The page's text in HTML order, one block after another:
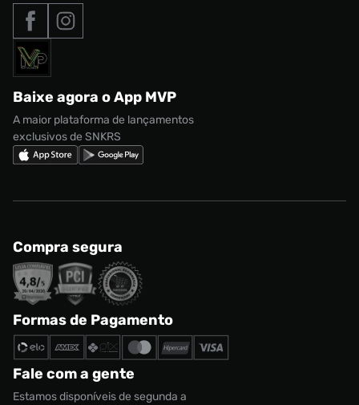
Roupas
Acessórios
Marcas
Nike Air Max
adidas Adi2000
adidas Campus
Nike Shox
Nossas lojas
Termos de uso
Política de privacidade
Regulamento CRM/ CASHBACK
Regulamento Cupom
Tipos de entrega
Formas de Pagamento
Solicite seus dados
Baixe agora o App MVP
A maior plataforma de lançamentos
exclusivos de SNKRS
Compra segura
Formas de Pagamento
Fale com a gente
Estamos disponíveis de segunda a